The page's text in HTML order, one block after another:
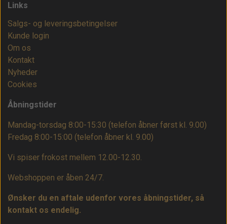
Links
Salgs- og leveringsbetingelser
Kunde login
Om os
Kontakt
Nyheder
Cookies
Åbningstider
Mandag-torsdag 8:00-15:30 (telefon åbner først kl. 9.00)
Fredag 8:00-15:00 (telefon åbner kl. 9.00)
Vi spiser frokost mellem 12.00-12.30.
Webshoppen er åben 24/7.
Ønsker du en aftale udenfor vores åbningstider, så
kontakt os endelig.